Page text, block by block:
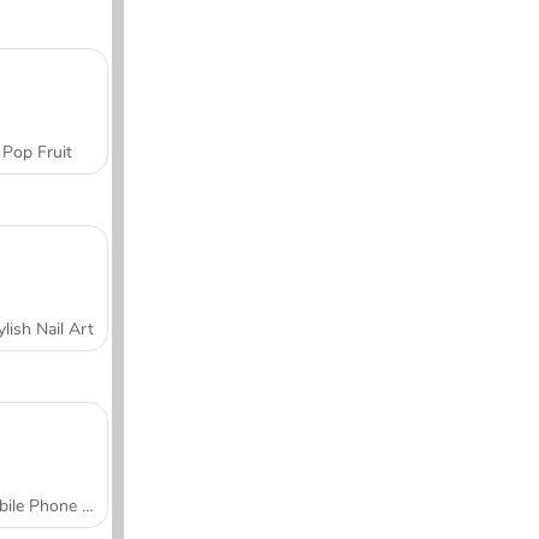
Pop Fruit
Nail Art
Mobile Phone Case Design & DIY